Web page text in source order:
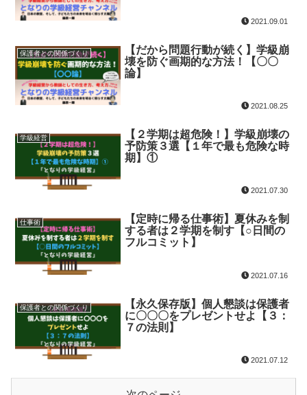
2021.09.01
保護者との関係づくり
【だから問題行動が続く】学級崩
壊を防ぐ画期的な方法！【〇〇
論】
2021.08.25
学級経営
【２学期は超危険！】学級崩壊の
予防策３選【１年で最も危険な時
期】①
2021.07.30
仕事術
【定時に帰る仕事術】夏休みを制
する者は２学期を制す【○日間の
フルコミット】
2021.07.16
保護者との関係づくり
【永久保存版】個人懇談は保護者
に〇〇〇をプレゼントせよ【３：
７の法則】
2021.07.12